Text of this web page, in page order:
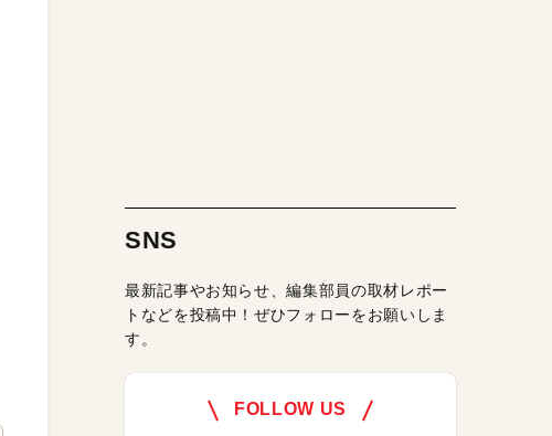
SNS
最新記事やお知らせ、編集部員の取材レポー
トなどを投稿中！ぜひフォローをお願いしま
す。
FOLLOW US